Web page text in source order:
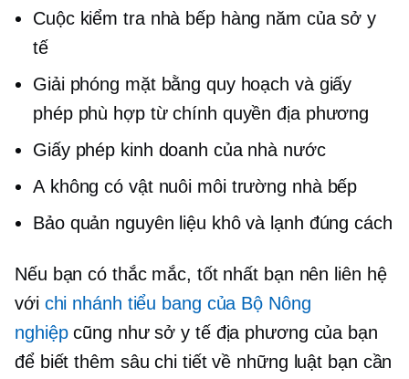
Cuộc kiểm tra nhà bếp hàng năm của sở y
tế
Giải phóng mặt bằng quy hoạch và giấy
phép phù hợp từ chính quyền địa phương
Giấy phép kinh doanh của nhà nước
A không có vật nuôi môi trường nhà bếp
Bảo quản nguyên liệu khô và lạnh đúng cách
Nếu bạn có thắc mắc, tốt nhất bạn nên liên hệ
với chi nhánh tiểu bang của Bộ Nông
nghiệpcũng như sở y tế địa phương của bạn
để biết thêm sâu chi tiết về những luật bạn cần